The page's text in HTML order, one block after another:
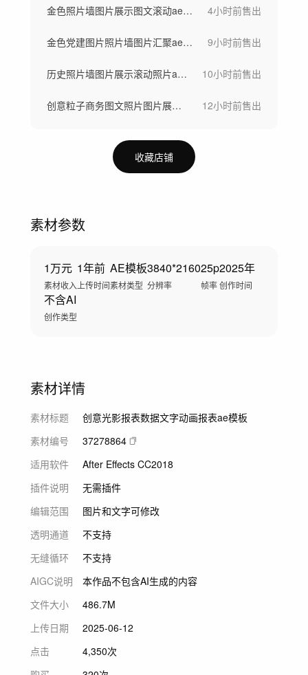
金色照片墙图片展示图文滚动ae模板 4小时前售出
金色党建图片照片墙图片汇聚ae模板 9小时前售出
历史照片墙图片展示滚动照片ae模板 10小时前售出
创意粒子商务图文照片图片展示ae模板 12小时前售出
收藏店铺
素材参数
1万元
素材收入
1年前
上传时间
AE模板
素材类型
3840*2160
分辨率
25p
帧率
2025年
创作时间
不含AI
创作类型
素材详情
素材标题
创意光影报表数据文字动画报表ae模板
素材编号
37278864
适用软件
After Effects CC2018
插件说明
无需插件
编辑范围
图片和文字可修改
透明通道
不支持
无缝循环
不支持
AIGC说明
本作品不包含AI生成的内容
文件大小
486.7M
上传日期
2025-06-12
点击
4,350次